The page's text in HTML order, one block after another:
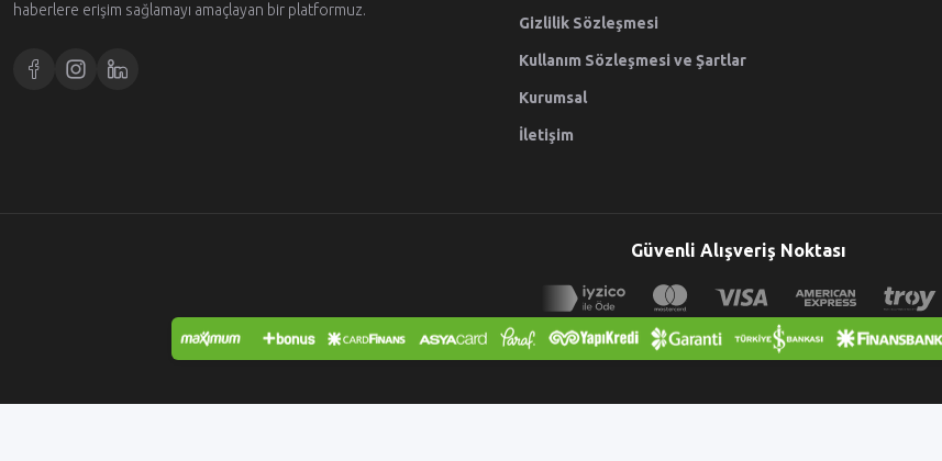
haberlere erişim sağlamayı amaçlayan bir platformuz.
Gizlilik Sözleşmesi
Kullanım Sözleşmesi ve Şartlar
Kurumsal
İletişim
Güvenli Alışveriş Noktası